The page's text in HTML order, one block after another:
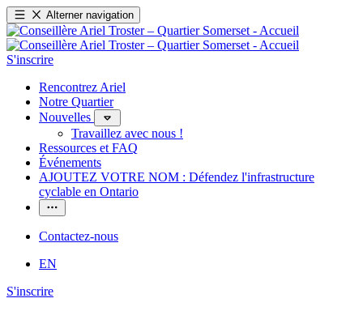
Alterner navigation
S'inscrire
Rencontrez Ariel
Notre Quartier
Nouvelles
Travaillez avec nous !
Ressources et FAQ
Événements
AJOUTEZ VOTRE NOM : Défendez l'infrastructure
cyclable en Ontario
Contactez-nous
EN
S'inscrire